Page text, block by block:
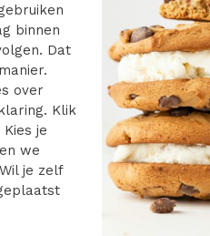
binnen
Dat
over
Klik
je
we
je zelf